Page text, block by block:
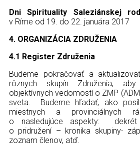
Dni Spirituality Saleziánskej
v Ríme od 19. do 22. januára 2017
4. ORGANIZÁCIA ZDRUŽENIA
4.1 Register Združenia
Budeme pokračovať a
rôznych skupín Združenia,
objektívnych vedomostí o ZMP
sveta. Budeme hľadať, ako
miestnych a provinciálnych
o nasledujúce aspekty:
o pridružení – kronika skupiny-
zoznam členov, atď.